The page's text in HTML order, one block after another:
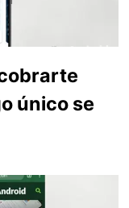
único se